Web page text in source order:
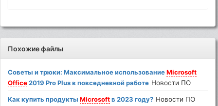
Похожие файлы
Советы и трюки: Максимальное использованиеMicrosoft
Office2019 Pro Plus в повседневной работе Новости ПО
Как купить продуктыMicrosoftв 2023 году? Новости ПО